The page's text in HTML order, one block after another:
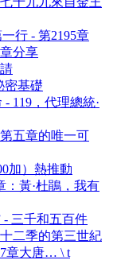
行 - 第2195章
分享
密基礎
119，代理總統·
五章的唯一可
加）熱推動
：黃·杜鵑，我有
- 三千和五百件
二季的第三世紀
章大唐… \ t